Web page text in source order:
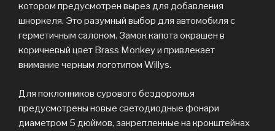
котором предусмотрен вырез для добавления
шноркеля. Это разумный выбор для автомобиля с
герметичным салоном. Замок капота окрашен в
коричневый цвет Brass Monkey и привлекает
внимание черным логотипом Willys.
Для поклонников сурового бездорожья
предусмотрены новые светодиодные фонари
диаметром 5 дюймов, закрепленные на кронштейнах